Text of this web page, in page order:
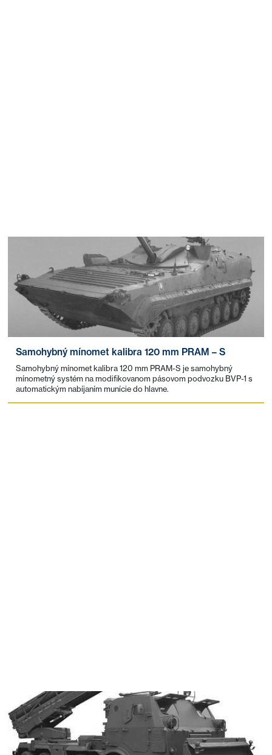
Samohybný mínomet kalibra 120 mm PRAM – S
Samohybný mínomet kalibra 120 mm PRAM-S je samohybný
mínometný systém na modifikovanom pásovom podvozku BVP-1 s
automatickým nabíjaním munície do hlavne.